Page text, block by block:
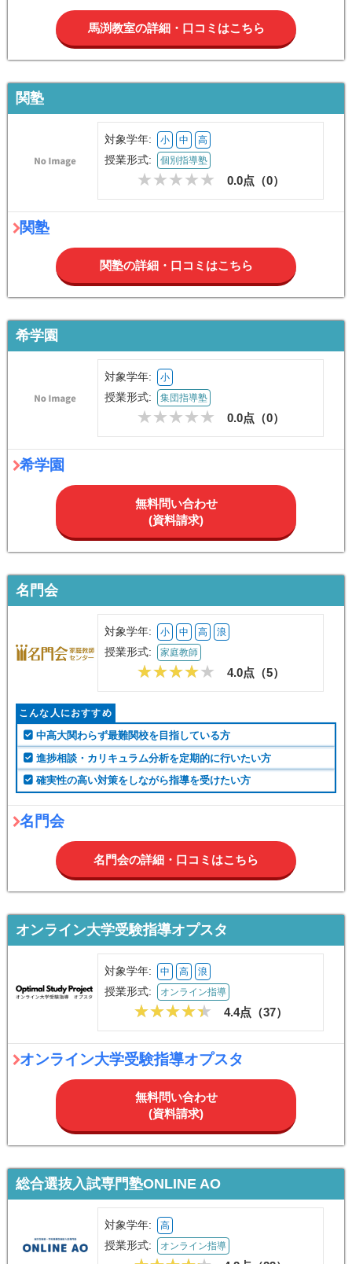
馬渕教室の詳細・口コミはこちら
関塾
対象学年: 小 中 高
授業形式: 個別指導塾
0.0点（0）
関塾
関塾の詳細・口コミはこちら
希学園
対象学年: 小
授業形式: 集団指導塾
0.0点（0）
希学園
無料問い合わせ
(資料請求)
名門会
対象学年: 小 中 高 浪
授業形式: 家庭教師
4.0点（5）
こんな人におすすめ
中高大関わらず最難関校を目指している方
進捗相談・カリキュラム分析を定期的に行いたい方
確実性の高い対策をしながら指導を受けたい方
名門会
名門会の詳細・口コミはこちら
オンライン大学受験指導オプスタ
対象学年: 中 高 浪
授業形式: オンライン指導
4.4点（37）
オンライン大学受験指導オプスタ
無料問い合わせ
(資料請求)
総合選抜入試専門塾ONLINE AO
対象学年: 高
授業形式: オンライン指導